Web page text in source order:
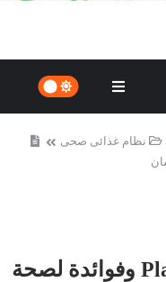
نظام غذائى صحى
نبات الزعفران Plant saffron وفوائدة لصحة